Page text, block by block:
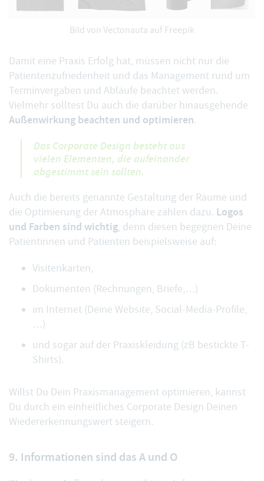
Bild von Vectonauta auf Freepik
Damit eine Praxis Erfolg hat, müssen nicht nur die
Patientenzufriedenheit und das Management rund um
Terminvergaben und Abläufe beachtet werden.
Vielmehr solltest Du auch die darüber hinausgehende
Außenwirkung beachten und optimieren.
Das Corporate Design besteht aus
vielen Elementen, die aufeinander
abgestimmt sein sollten.
Auch die bereits genannte Gestaltung der Räume und
die Optimierung der Atmosphäre zählen dazu. Logos
und Farben sind wichtig, denn diesen begegnen Deine
Patientinnen und Patienten beispielsweise auf:
Visitenkarten,
Dokumenten (Rechnungen, Briefe,…)
im Internet (Deine Website, Social-Media-Profile,
…)
und sogar auf der Praxiskleidung (zB bestickte T-
Shirts).
Willst Du Dein Praxismanagement optimieren, kannst
Du durch ein einheitliches Corporate Design Deinen
Wiedererkennungswert steigern.
9. Informationen sind das A und O